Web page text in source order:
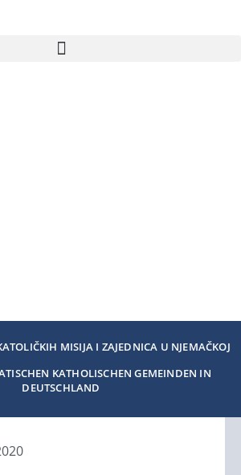
MISIJA I ZAJEDNICA U NJEMAČKOJ
KATHOLISCHEN GEMEINDEN IN
DEUTSCHLAND